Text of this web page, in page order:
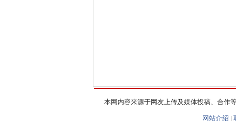
本网内容来源于网友上传及媒体投稿、合作
网站介绍 |